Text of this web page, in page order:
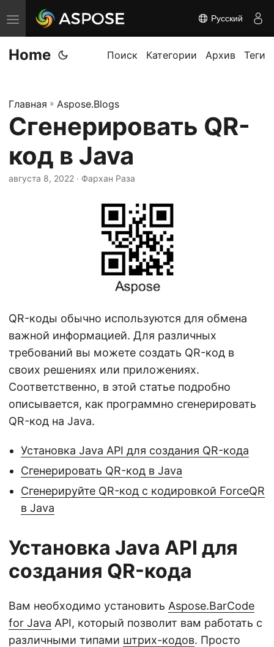
П
е
р
л
ю
и
т
ц
Русский
Home Поиск Категории Архив Теги
Главная » Aspose.Blogs
Сгенерировать QR-
код в Java
августа 8, 2022 · Фархан Раза
QR-коды обычно используются для обмена
важной информацией. Для различных
требований вы можете создать QR-код в
своих решениях или приложениях.
Соответственно, в этой статье подробно
описывается, как программно сгенерировать
QR-код на Java.
Установка Java API для создания QR-кода
Сгенерировать QR-код в Java
Сгенерируйте QR-код с кодировкой ForceQR
в Java
Установка Java API для
создания QR-кода
Вам необходимо установить Aspose.BarCode
for Java API, который позволит вам работать с
различными типами штрих-кодов. Просто